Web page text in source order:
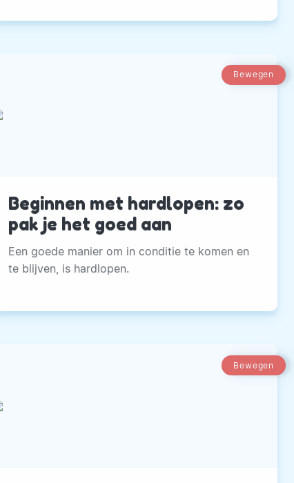
Bewegen
Beginnen met hardlopen: zo
pak je het goed aan
Een goede manier om in conditie te komen en
te blijven, is hardlopen.
Bewegen